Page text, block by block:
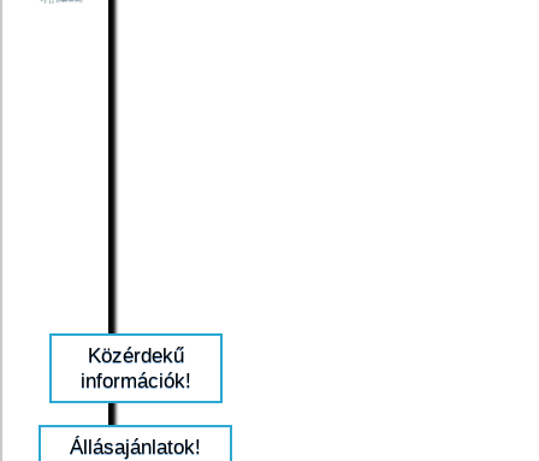
Közérdekű
információk!
Állásajánlatok!